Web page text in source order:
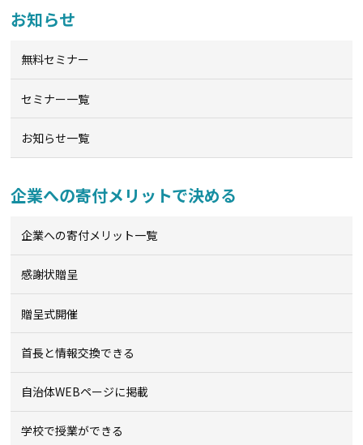
お知らせ
無料セミナー
セミナー一覧
お知らせ一覧
企業への寄付メリットで決める
企業への寄付メリット一覧
感謝状贈呈
贈呈式開催
首長と情報交換できる
自治体WEBページに掲載
学校で授業ができる